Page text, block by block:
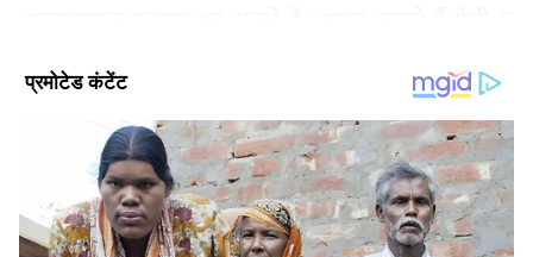
बैग में जरूर रखना चाहिए।
Add Asianetnews Hindi as a Preferred
Source
2